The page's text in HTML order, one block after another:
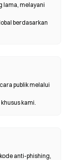
swap
atau verifikasi
pilih pasangan
Perlu diingat
seperti
lama, melayani
berdasarkan
publik melalui
kami.
anti-phishing,